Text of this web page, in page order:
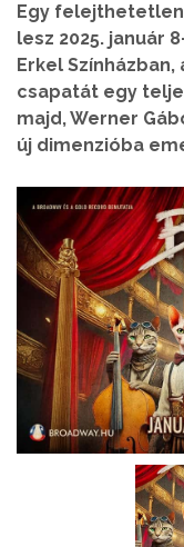
Egy
lesz 2025. január
Erkel
csapatát egy
majd, Werner
új dimenzióba